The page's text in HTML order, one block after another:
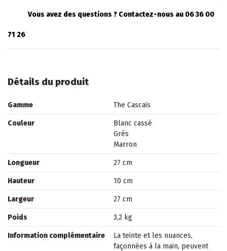
Vous avez des questions ? Contactez-nous au 06 36 00
71 26
Détails du produit
Gamme The Cascais
Couleur
Blanc cassé
Grès
Marron
Longueur 27 cm
Hauteur 10 cm
Largeur 27 cm
Poids 3,2 kg
Information complémentaire
La teinte et les nuances,
façonnées à la main, peuvent